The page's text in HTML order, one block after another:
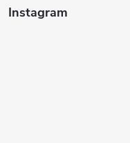
Instagram